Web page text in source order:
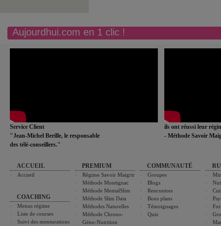
Aujourdhui.com en 1 clic !
Service Client
"Jean-Michel Berille, le responsable
des télé-conseillers."
ils ont réussi leur
- Méthode Savoir
ACCUEIL
Accueil
COACHING
Menus régime
Liste de courses
Suivi des mensurations
PREMIUM
Régime Savoir Maigrir
Méthode Montignac
Méthode MentalSlim
Méthode Slim Data
Méthodes Naturelles
Méthode Chrono-
Géno-Nutrition
COMMUNAUTÉ
Groupes
Blogs
Rencontres
Bons plans
Témoignages
Quiz